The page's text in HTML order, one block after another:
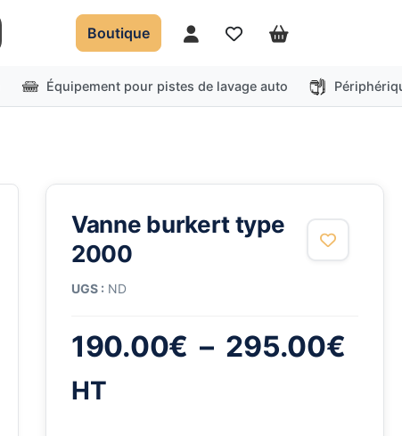
Boutique
Mon compte
FavorisPanier
Équipement pour pistes de lavage auto
Vanne burkert type
2000
UGS : ND
190.00€ – 295.00€
HT